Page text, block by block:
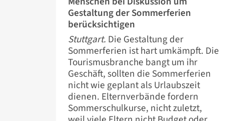
Gestaltung der Sommerferien
berücksichtigen
Stuttgart. Die Gestaltung der
Sommerferien ist hart umkämpft. Die
Tourismusbranche bangt um ihr
Geschäft, sollten die Sommerferien
nicht wie geplant als Urlaubszeit
dienen. Elternverbände fordern
Sommerschulkurse, nicht zuletzt,